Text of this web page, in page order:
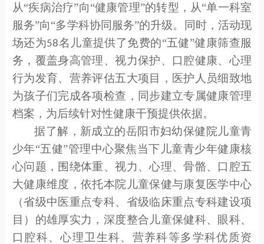
从“疾病治疗”向“健康管理”的转型，从“单一科室
服务”向“多学科协同服务”的升级。
同时，活动现
场还为58名儿童提供了免费的“五健”健康筛查服
务，覆盖身高管理、视力保护、口腔健康、心理
行为发育、营养评估五大项目，医护人员细致地
为孩子们完成各项检查，同步建立专属健康管理
档案，为后续针对性健康干预提供依据。
据了解， 新成立的岳阳市妇幼保健院 儿童青
少年“五健”管理中心聚焦当下儿童青少年健康核
心问题，围绕体重、视力、心理、骨骼、口腔五
大健康维度，依托本院儿童保健与康复医学中心
（省级中医重点专科、省级临床重点专科建设项
目）的雄厚实力，深度整合 儿童保健科、 眼科、
口腔科、心理卫生科、营养科等多学科优质资